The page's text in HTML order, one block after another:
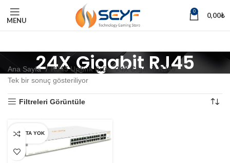
MENU
0 0,00₺
24X Gigabit RJ45
Ana Sayfa RJ45 Uplink ürün 24X Gigabit RJ45
Tek bir sonuç gösteriliyor
Filtreleri Görüntüle
STOKTA YOK